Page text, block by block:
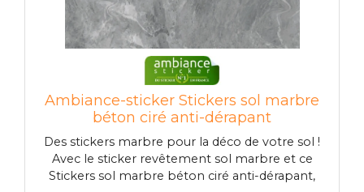
Ambiance-sticker Stickers sol marbre
béton ciré anti-dérapant
Des stickers marbre pour la déco de votre sol !
Avec le sticker revêtement sol marbre et ce
Stickers sol marbre béton ciré anti-dérapant,